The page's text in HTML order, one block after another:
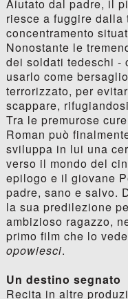
Aiutato dal padre, il
riesce a fuggire dalla
concentramento
Nonostante le
dei soldati tedeschi -
usarlo come
terrorizzato, per
scappare,
Tra le premurose
Roman può
sviluppa in lui una
verso il mondo del
epilogo e il giovane
padre, sano e salvo.
la sua predilezione
ambizioso ragazzo,
primo film che lo
opowiesci.
Un destino segnato
Recita in altre